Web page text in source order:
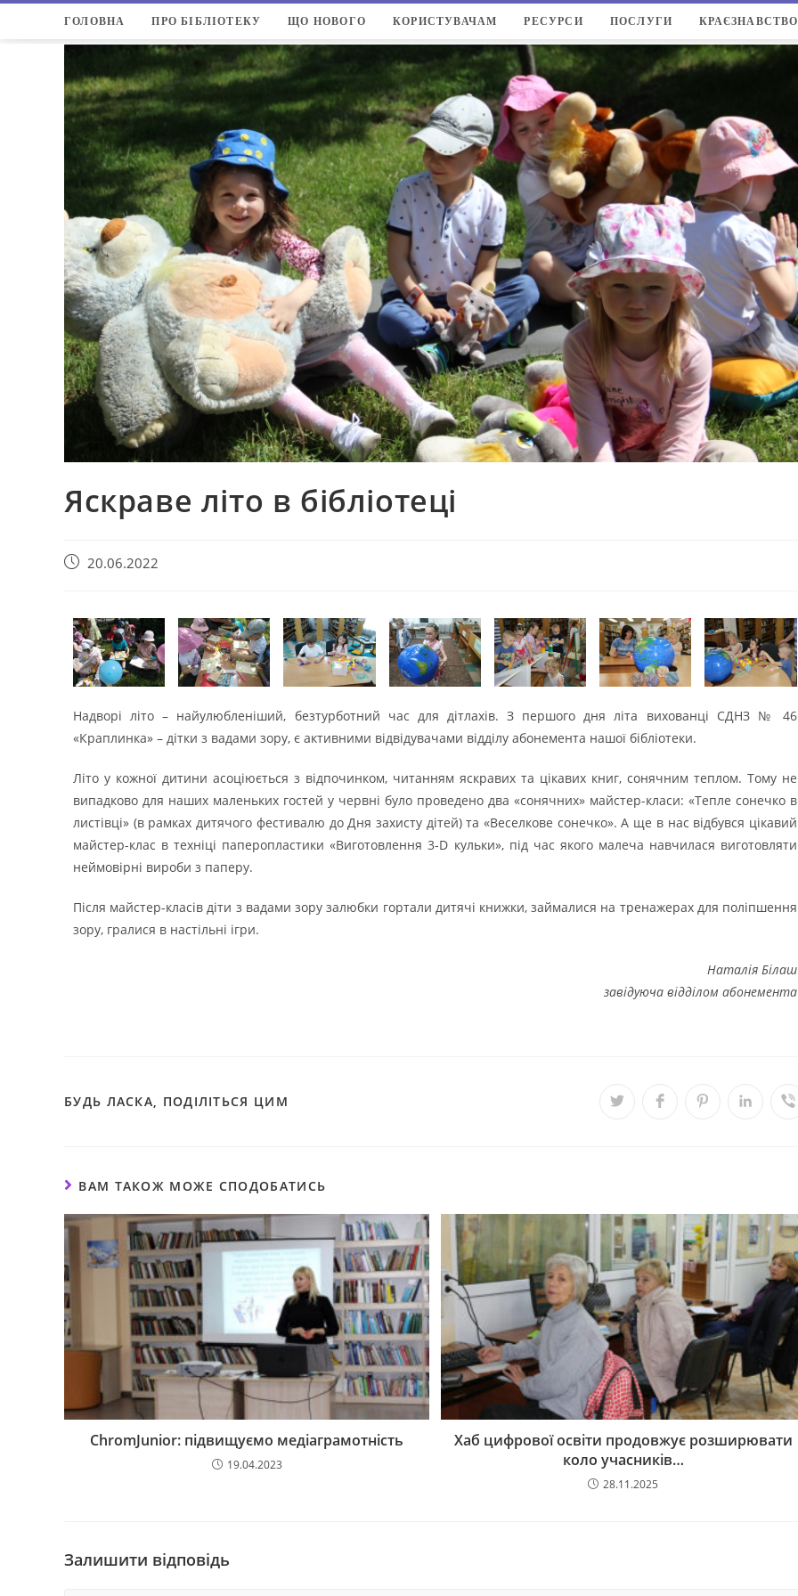
ГОЛОВНА ПРО БІБЛІОТЕКУ ЩО НОВОГО КОРИСТУВАЧАМ РЕСУРСИ ПОСЛУГИ КРАЄЗНАВСТВО
Яскраве літо в бібліотеці
20.06.2022
Надворі літо – найулюбленіший, безтурботний час для дітлахів. З першого дня літа вихованці СДНЗ № 46
«Краплинка» – дітки з вадами зору, є активними відвідувачами відділу абонемента нашої бібліотеки.
Літо у кожної дитини асоціюється з відпочинком, читанням яскравих та цікавих книг, сонячним теплом. Тому не
випадково для наших маленьких гостей у червні було проведено два «сонячних» майстер-класи: «Тепле сонечко в
листівці» (в рамках дитячого фестивалю до Дня захисту дітей) та «Веселкове сонечко». А ще в нас відбувся цікавий
майстер-клас в техніці паперопластики «Виготовлення 3-D кульки», під час якого малеча навчилася виготовляти
неймовірні вироби з паперу.
Після майстер-класів діти з вадами зору залюбки гортали дитячі книжки, займалися на тренажерах для поліпшення
зору, гралися в настільні ігри.
Наталія Білаш
завідуюча відділом абонемента
БУДЬ ЛАСКА, ПОДІЛІТЬСЯ ЦИМ
ВАМ ТАКОЖ МОЖЕ СПОДОБАТИСЬ
ChrоmJunior: підвищуємо медіаграмотність
19.04.2023
Хаб цифрової освіти продовжує розширювати
коло учасників…
28.11.2025
Залишити відповідь